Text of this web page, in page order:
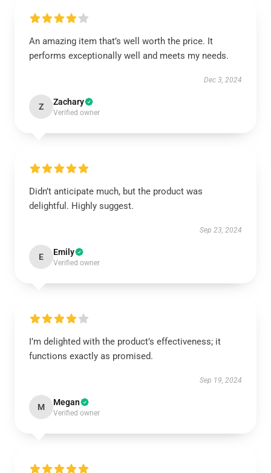
An amazing item that’s well worth the price. It
performs exceptionally well and meets my needs.
Dec 3, 2024
Z Zachary
Verified owner
Didn’t anticipate much, but the product was
delightful. Highly suggest.
Sep 23, 2024
E Emily
Verified owner
I’m delighted with the product’s effectiveness; it
functions exactly as promised.
Sep 19, 2024
M Megan
Verified owner